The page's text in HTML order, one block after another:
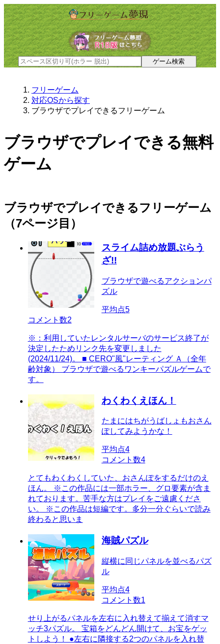
フリーゲーム
対応OSから探す
ブラウザでプレイできるフリーゲーム
ブラウザでプレイできる無料
ゲーム
ブラウザでプレイできるフリーゲーム
（7ページ目）
スライム詰め放題ぶらう
ざ!!
ブラウザで遊べるアクションパ
ズル
平均点5
コメント数2
※：利用していたレンタルサーバのサービス終了が
決定したためリンク先を変更しました
(2024/11/24)。 ■ CERO"風"レーティング Ａ（全年
齢対象） ブラウザで遊べるワンキーパズルゲームで
す。
わくわくえほん！
たまにはちがうばしょもおさん
ぽしてみようかな！
平均点4
コメント数4
とてもわくわくしていた、おさんぽをするだけのえ
ほん。 ※この作品には一部ホラー、グロ要素が含ま
れております。苦手な方はプレイをご遠慮くださ
い。 ※この作品は短編です。多分一分ぐらいで読み
終わると思いま
海賊パズル
縦横に同じパネルを並べるパズ
ル
平均点4
コメント数1
せり上がるパネルを左右に入れ替えて揃えて消すマ
ッチ3パズル。 宝箱をどんどん開けて、お宝をゲッ
トしよう！ ●左右に隣接する2つのパネルを入れ替